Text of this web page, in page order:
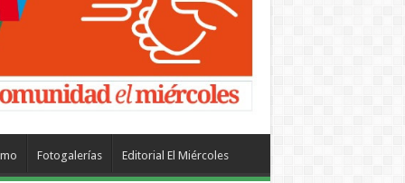
Fotogalerías Editorial El Miércoles